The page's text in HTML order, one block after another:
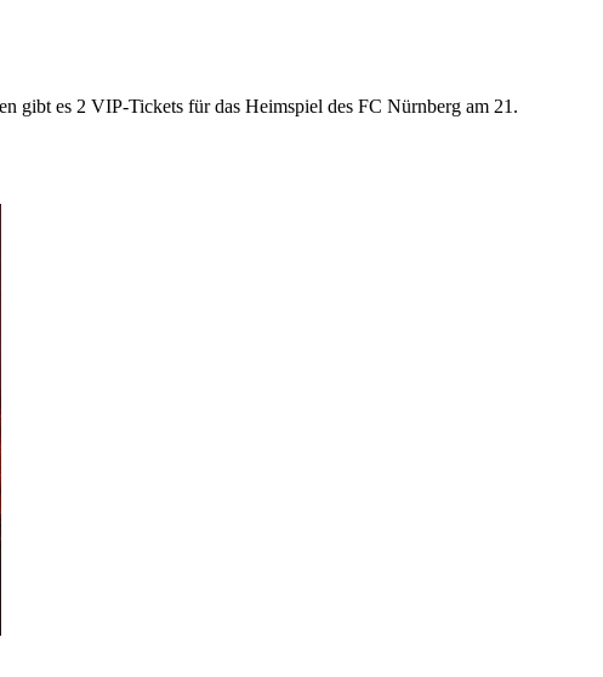
gibt es 2 VIP-Tickets für das Heimspiel des FC Nürnberg am 21.